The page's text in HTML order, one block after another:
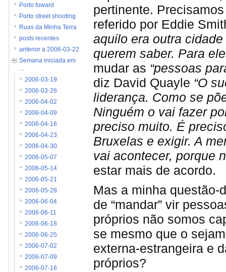
pertinente.
referido por Eddie
aquilo era outra
querem saber. Para
mudar as “pessoas
diz David Quayle “O
liderança. Como se
Ninguém o vai fazer
preciso muito. É
Bruxelas e exigir. A
vai acontecer, porque
estar mais de acordo.
Mas a minha questão-
de “mandar” vir
próprios não somos
se mesmo que o
externa-estrangeira e
próprios?
Porto foward
Porto street shooting
Ruas da Minha Terra
posts recentes
anterior a 2006-03-22
Semana iniciada em
...
2006-03-19
2006-03-26
2006-04-02
2006-04-09
2006-04-16
2006-04-23
2006-04-30
2006-05-07
2006-05-14
2006-05-21
2006-05-28
2006-06-04
2006-06-11
2006-06-18
2006-06-25
2006-07-02
2006-07-09
2006-07-16